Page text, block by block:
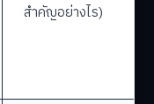
สำคัญอย่างไร)